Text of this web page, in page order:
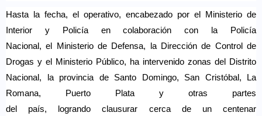
Hasta la fecha, el operativo, encabezado por el Ministerio de
Interior y Policía en colaboración con la Policía
Nacional,el Ministeriode Defensa, la Dirección de Control de
Drogas y el Ministerio Público, ha intervenido zonas del Distrito
Nacional, la provinciade Santo Domingo, San Cristóbal,
La
Romana,
Puerto Plata y otras partes
del país, logrando clausurar cercade un centenar